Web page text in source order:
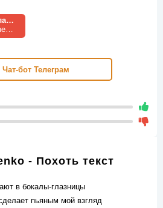
Слушать бесплатно
Wenz & Pavluchenko - Похоть
Чат-бот Телеграм
- Похоть текст
в бокалы-глазницы
пьяным мой взгляд